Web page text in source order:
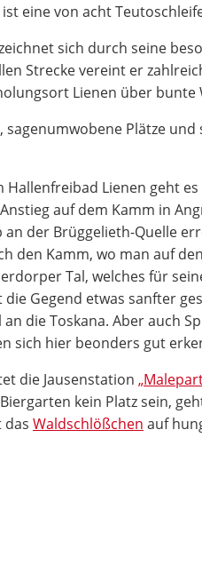
eine von acht
sich durch seine
Strecke vereint er
Lienen über bunte
sagenumwobene Plätze
Lienen geht
auf dem Kamm in
an der Brüggelieth-Quelle
den Kamm, wo man auf
Tal, welches für
die Gegend etwas sanfter
die Toskana. Aber auch
sich hier beonders gut
die Jausenstation
kein Platz sein,
das Waldschlößchen auf